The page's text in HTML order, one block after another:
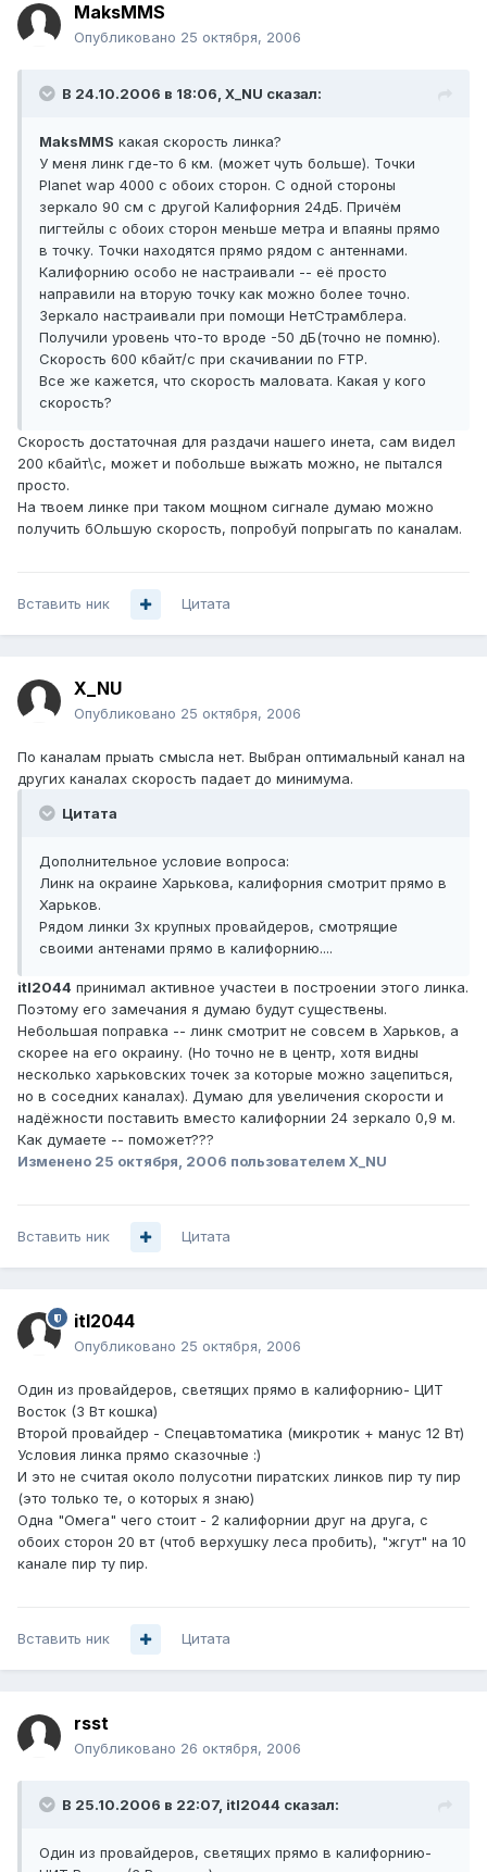
MaksMMS
Опубликовано 25 октября, 2006
В 24.10.2006 в 18:06, X_NU сказал:
MaksMMS какая скорость линка?
У меня линк где-то 6 км. (может чуть больше). Точки
Planet wap 4000 с обоих сторон. С одной стороны
зеркало 90 см с другой Калифорния 24дБ. Причём
пигтейлы с обоих сторон меньше метра и впаяны прямо
в точку. Точки находятся прямо рядом с антеннами.
Калифорнию особо не настраивали -- её просто
направили на вторую точку как можно более точно.
Зеркало настраивали при помощи НетСтрамблера.
Получили уровень что-то вроде -50 дБ(точно не помню).
Скорость 600 кбайт/с при скачивании по FTP.
Все же кажется, что скорость маловата. Какая у кого
скорость?
Скорость достаточная для раздачи нашего инета, сам видел
200 кбайт\с, может и побольше выжать можно, не пытался
просто.
На твоем линке при таком мощном сигнале думаю можно
получить бОльшую скорость, попробуй попрыгать по каналам.
Вставить ник Цитата
X_NU
Опубликовано 25 октября, 2006
По каналам прыать смысла нет. Выбран оптимальный канал на
других каналах скорость падает до минимума.
Цитата
Дополнительное условие вопроса:
Линк на окраине Харькова, калифорния смотрит прямо в
Харьков.
Рядом линки 3х крупных провайдеров, смотрящие
своими антенами прямо в калифорнию....
itl2044 принимал активное участеи в построении этого линка.
Поэтому его замечания я думаю будут существены.
Небольшая поправка -- линк смотрит не совсем в Харьков, а
скорее на его окраину. (Но точно не в центр, хотя видны
несколько харьковских точек за которые можно зацепиться,
но в соседних каналах). Думаю для увеличения скорости и
надёжности поставить вместо калифорнии 24 зеркало 0,9 м.
Как думаете -- поможет???
Изменено 25 октября, 2006 пользователем X_NU
Вставить ник Цитата
itl2044
Опубликовано 25 октября, 2006
Один из провайдеров, светящих прямо в калифорнию- ЦИТ
Восток (3 Вт кошка)
Второй провайдер - Спецавтоматика (микротик + манус 12 Вт)
Условия линка прямо сказочные :)
И это не считая около полусотни пиратских линков пир ту пир
(это только те, о которых я знаю)
Одна "Омега" чего стоит - 2 калифорнии друг на друга, с
обоих сторон 20 вт (чтоб верхушку леса пробить), "жгут" на 10
канале пир ту пир.
Вставить ник Цитата
rsst
Опубликовано 26 октября, 2006
В 25.10.2006 в 22:07, itl2044 сказал:
Один из провайдеров, светящих прямо в калифорнию-